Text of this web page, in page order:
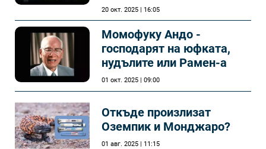
20 окт. 2025 | 16:05
Момофуку Андо -
господарят на юфката,
нудълите или Рамен-а
01 окт. 2025 | 09:00
Откъде произлизат
Оземпик и Монджаро?
01 авг. 2025 | 11:15